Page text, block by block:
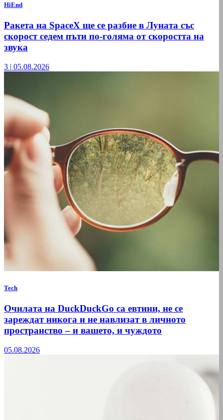
HiEnd
Ракета на SpaceX ще се разбие в Луната със
скорост седем пъти по-голяма от скоростта на
звука
3 | 05.08.2026
Tech
Очилата на DuckDuckGo са евтини, не се
зареждат никога и не навлизат в личното
пространство – и вашето, и чуждото
05.08.2026